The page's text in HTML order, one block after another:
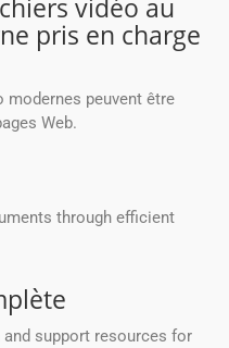
vidéo au
pris en charge
modernes peuvent être
Web.
through efficient
support resources for